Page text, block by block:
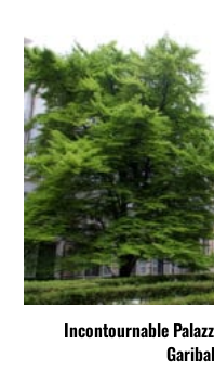
Incontournable